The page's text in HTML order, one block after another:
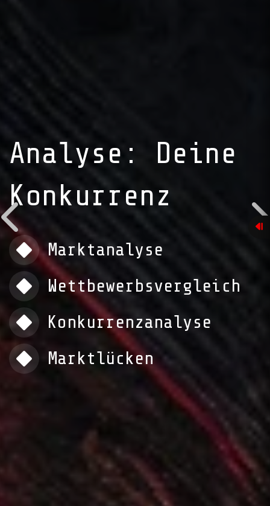
Analyse: Deine
Konkurrenz
Marktanalyse
Wettbewerbsvergleich
Konkurrenzanalyse
Marktlücken